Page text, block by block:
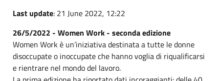
Last update: 21 June 2022, 12:22
26/5/2022 - Women Work - seconda edizione
Women Work è un’iniziativa destinata a tutte le donne
disoccupate o inoccupate che hanno voglia di riqualificarsi
e rientrare nel mondo del lavoro.